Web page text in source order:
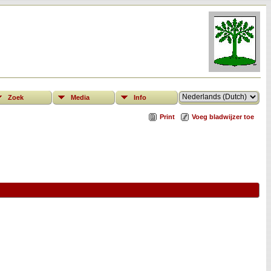
Zoek Media Info
Print Voeg bladwijzer toe